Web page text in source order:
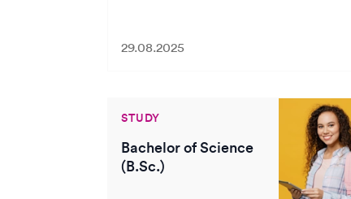
29.08.2025
STUDY
Bachelor of Science
(B.Sc.)